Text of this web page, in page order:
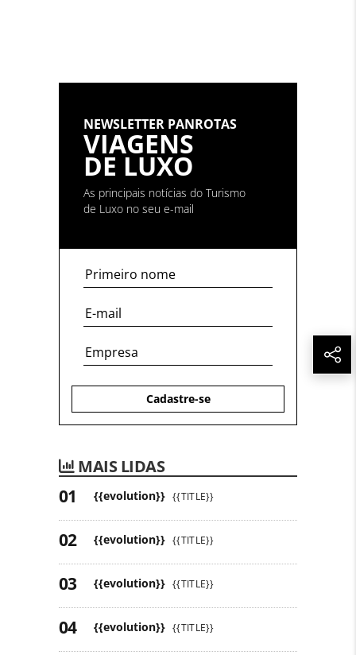
NEWSLETTER PANROTAS
VIAGENS
DE LUXO
As principais notícias do Turismo
de Luxo no seu e-mail
Cadastre-se
MAIS LIDAS
{{evolution}} {{TITLE}}
{{evolution}} {{TITLE}}
{{evolution}} {{TITLE}}
{{evolution}} {{TITLE}}